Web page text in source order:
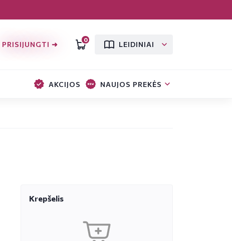
PRISIJUNGTI ➜
0
LEIDINIAI
AKCIJOS NAUJOS PREKĖS
Krepšelis